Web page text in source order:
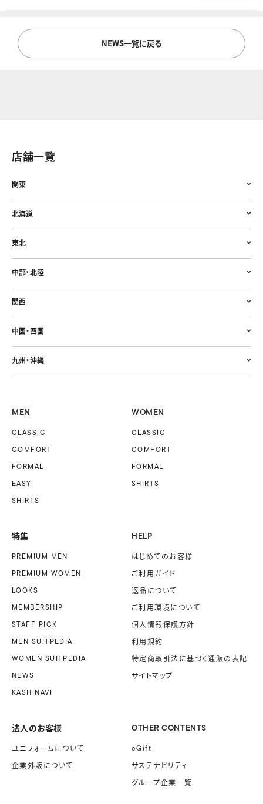
NEWS一覧に戻る
店舗一覧
関東
北海道
東北
中部・北陸
関西
中国・四国
九州・沖縄
MEN
CLASSIC
COMFORT
FORMAL
EASY
SHIRTS
WOMEN
CLASSIC
COMFORT
FORMAL
SHIRTS
特集
PREMIUM MEN
PREMIUM WOMEN
LOOKS
MEMBERSHIP
STAFF PICK
MEN SUITPEDIA
WOMEN SUITPEDIA
NEWS
KASHINAVI
HELP
はじめてのお客様
ご利用ガイド
返品について
ご利用環境について
個人情報保護方針
利用規約
特定商取引法に基づく通販の表記
サイトマップ
法人のお客様
ユニフォームについて
企業外販について
OTHER CONTENTS
eGift
サステナビリティ
グループ企業一覧